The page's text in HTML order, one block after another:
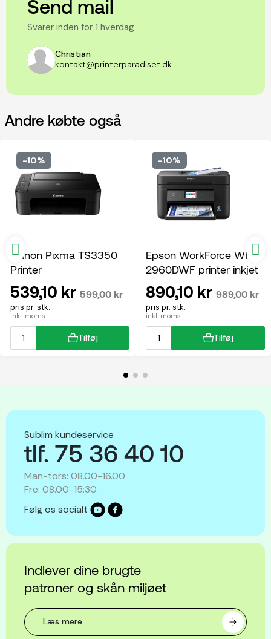
Send mail
Svarer inden for 1 hverdag
Christian
kontakt@printerparadiset.dk
Andre købte også
-10%
Canon Pixma TS3350
Printer
pris pr. stk.
inkl. moms
539,10 kr 599,00 kr
Tilføj
-10%
Epson WorkForce WF-
2960DWF printer inkjet
multifunktion
pris pr. stk.
inkl. moms
890,10 kr 989,00 kr
Tilføj
Sublim kundeservice
tlf. 75 36 40 10
Man-tors: 08.00-16.00
Fre: 08.00-15:30
Følg os socialt
Indlever dine brugte
patroner og skån miljøet
Læs mere